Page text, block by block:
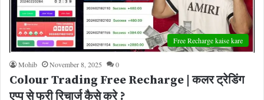
Free Recharge kaise kare
Mohib November 8, 2025 0
Colour Trading Free Recharge | कलर ट्रेडिंग
एप्प से फ्री रिचार्ज कैसे करे ?